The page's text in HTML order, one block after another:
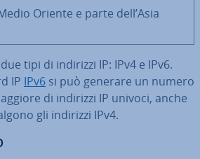
Oriente e parte dell’Asia
tipi di indirizzi IP: IPv4 e IPv6.
IP IPv6 si può generare un numero
di indirizzi IP univoci, anche
gli indirizzi IPv4.